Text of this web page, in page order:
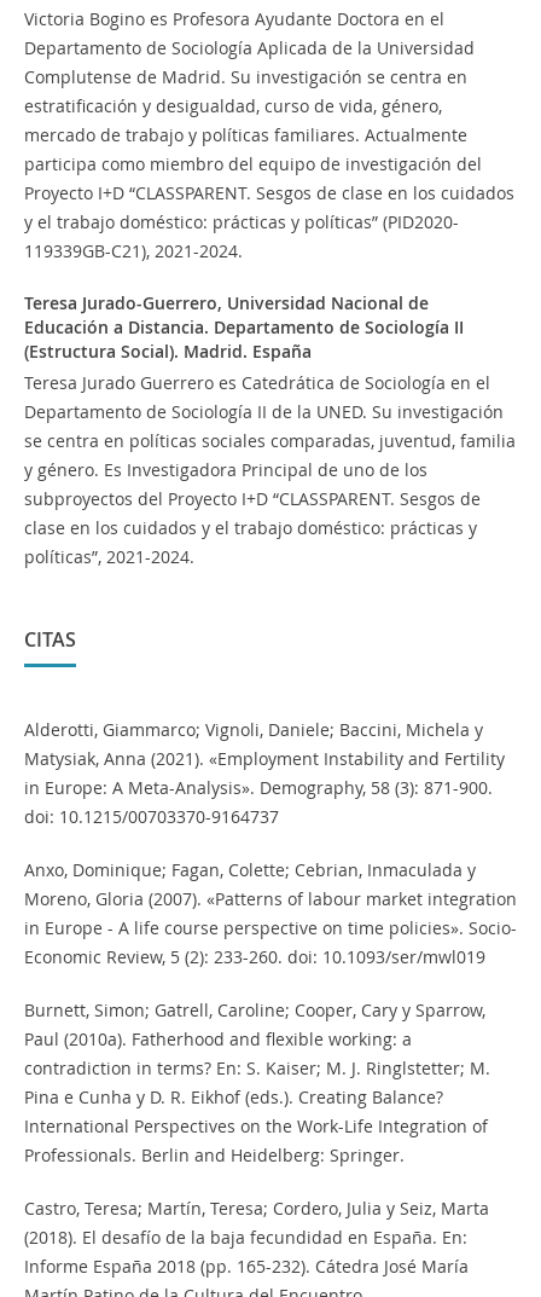
Victoria Bogino es Profesora Ayudante Doctora en el
Departamento de Sociología Aplicada de la Universidad
Complutense de Madrid. Su investigación se centra en
estratificación y desigualdad, curso de vida, género,
mercado de trabajo y políticas familiares. Actualmente
participa como miembro del equipo de investigación del
Proyecto I+D “CLASSPARENT. Sesgos de clase en los cuidados
y el trabajo doméstico: prácticas y políticas” (PID2020-
119339GB-C21), 2021-2024.
Teresa Jurado-Guerrero, Universidad Nacional de
Educación a Distancia. Departamento de Sociología II
(Estructura Social). Madrid. España
Teresa Jurado Guerrero es Catedrática de Sociología en el
Departamento de Sociología II de la UNED. Su investigación
se centra en políticas sociales comparadas, juventud, familia
y género. Es Investigadora Principal de uno de los
subproyectos del Proyecto I+D “CLASSPARENT. Sesgos de
clase en los cuidados y el trabajo doméstico: prácticas y
políticas”, 2021-2024.
CITAS
Alderotti, Giammarco; Vignoli, Daniele; Baccini, Michela y
Matysiak, Anna (2021). «Employment Instability and Fertility
in Europe: A Meta-Analysis». Demography, 58 (3): 871-900.
doi: 10.1215/00703370-9164737
Anxo, Dominique; Fagan, Colette; Cebrian, Inmaculada y
Moreno, Gloria (2007). «Patterns of labour market integration
in Europe - A life course perspective on time policies». Socio-
Economic Review, 5 (2): 233-260. doi: 10.1093/ser/mwl019
Burnett, Simon; Gatrell, Caroline; Cooper, Cary y Sparrow,
Paul (2010a). Fatherhood and flexible working: a
contradiction in terms? En: S. Kaiser; M. J. Ringlstetter; M.
Pina e Cunha y D. R. Eikhof (eds.). Creating Balance?
International Perspectives on the Work-Life Integration of
Professionals. Berlin and Heidelberg: Springer.
Castro, Teresa; Martín, Teresa; Cordero, Julia y Seiz, Marta
(2018). El desafío de la baja fecundidad en España. En:
Informe España 2018 (pp. 165-232). Cátedra José María